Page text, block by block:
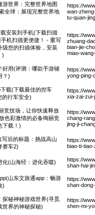
游世界：完整世界地图
全球：展现完整世界地
https://
wan-
tu-quan-
安装到手机(下载扫描
手机扫描更便捷！ - 重写
级您的扫描体验，安装
)
https://
zhuang-
bian-jie-
miao-
好用(评测：哪款手游辅
？)
https://
yong-ping-
载(下载最佳的控车
的行车安全)
https://
xia-zai-
竞技场，让你快速释放
色彩激情的必备绚丽竞
载！)
https://
chang-
jing-ji-
写后的标题：挑战高山
车2)
https://
biao-ti-
化(山海经：进化吞噬)
https://
shan-hai-
山东文旅通app：畅游
)
https://
shan-
探秘神秘游戏世界(寻觅
世界的神秘探秘)
https://
shen-mi-